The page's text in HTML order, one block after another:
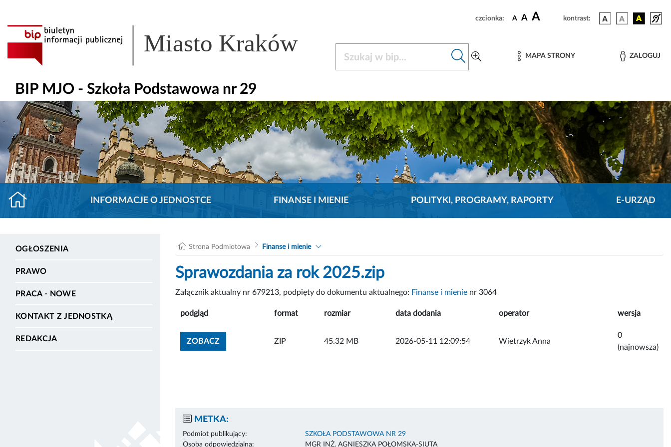
czcionka: A A A kontrast:
Miasto Kraków MAPA STRONY ZALOGUJ
BIP MJO - Szkoła Podstawowa nr 29
INFORMACJE O JEDNOSTCE FINANSE I MIENIE POLITYKI, PROGRAMY, RAPORTY E-URZĄD
OGŁOSZENIA
PRAWO
PRACA - NOWE
KONTAKT Z JEDNOSTKĄ
REDAKCJA
Strona Podmiotowa Finanse i mienie
Sprawozdania za rok 2025.zip
Załącznik aktualny nr 679213, podpięty do dokumentu aktualnego: Finanse i mienie nr 3064
podgląd format rozmiar data dodania operator wersja
ZOBACZZOBACZ ZAŁĄCZNIK
ZIP 45.32 MB 2026-05-11 12:09:54 Wietrzyk Anna
0
(najnowsza)
METKA:
Podmiot publikujący:
SZKOŁA PODSTAWOWA NR 29
Osoba odpowiedzialna:
MGR INŻ. AGNIESZKA POŁOMSKA-SIUTA